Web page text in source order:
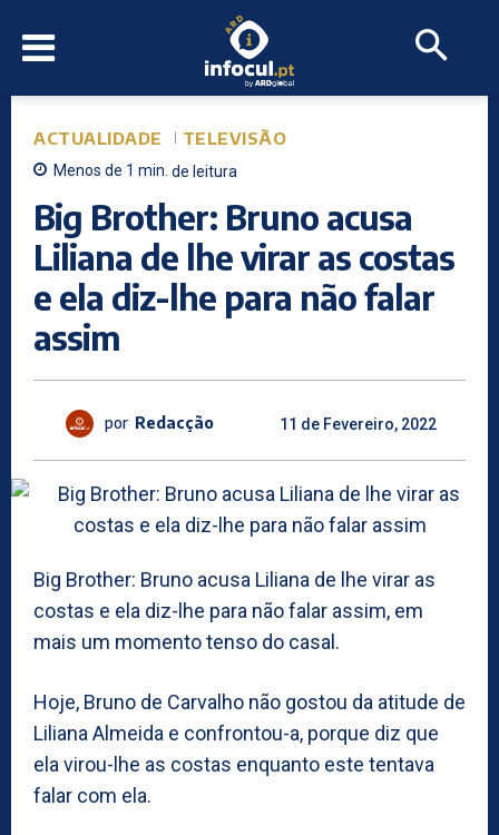
ACTUALIDADE TELEVISÃO
Menos de 1 min. de leitura
Big Brother: Bruno acusa
Liliana de lhe virar as costas
e ela diz-lhe para não falar
assim
por Redacção 11 de Fevereiro, 2022
Big Brother: Bruno acusa Liliana de lhe virar as
costas e ela diz-lhe para não falar assim, em
mais um momento tenso do casal.
Hoje, Bruno de Carvalho não gostou da atitude de
Liliana Almeida e confrontou-a, porque diz que
ela virou-lhe as costas enquanto este tentava
falar com ela.